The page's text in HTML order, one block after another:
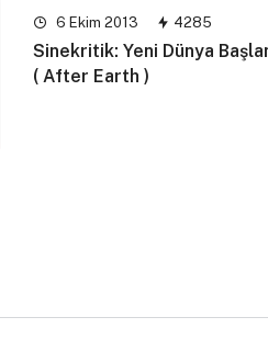
6 Ekim 2013 4285
Sinekritik: Yeni Dünya
( After Earth )